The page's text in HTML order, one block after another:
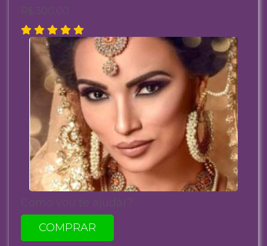
R$ 300,00
Como vou te ajudar?
COMPRAR